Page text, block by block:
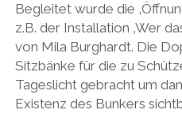
Begleitet wurde die
z.B. der Installation ‚Wer
von Mila Burghardt. Die
Sitzbänke für die zu
Tageslicht gebracht um
Existenz des Bunkers